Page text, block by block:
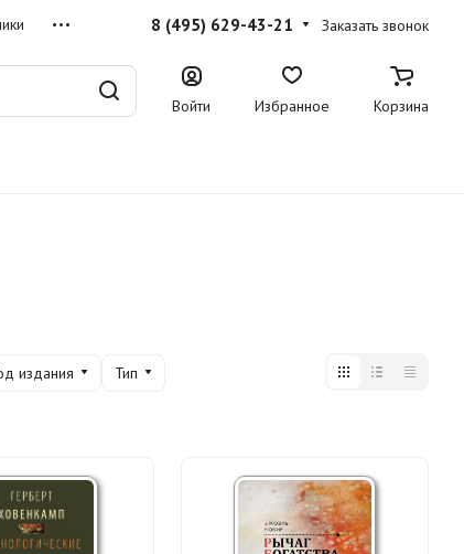
8 (495) 629-43-21 Заказать звонок
Войти Избранное Корзина
издания
Тип